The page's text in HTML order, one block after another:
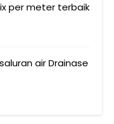
per meter terbaik
air Drainase